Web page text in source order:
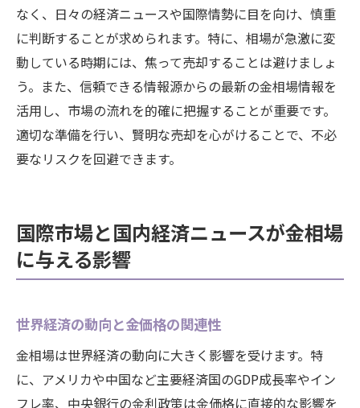
なく、日々の経済ニュースや国際情勢に目を向け、慎重
に判断することが求められます。特に、相場が急激に変
動している時期には、焦って売却することは避けましょ
う。また、信頼できる情報源からの最新の金相場情報を
活用し、市場の流れを的確に把握することが重要です。
適切な準備を行い、賢明な売却を心がけることで、不必
要なリスクを回避できます。
国際市場と国内経済ニュースが金相場
に与える影響
世界経済の動向と金価格の関連性
金相場は世界経済の動向に大きく影響を受けます。特
に、アメリカや中国など主要経済国のGDP成長率やイン
フレ率、中央銀行の金利政策は金価格に直接的な影響を